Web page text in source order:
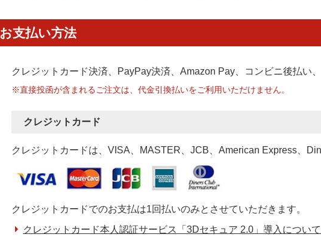
お支払い方法
クレジットカード決済、PayPay決済 、Amazon Pay、コンビニ後払い
※直接投函が含まれるご注文は、代金引換払いをご利用いただけません。
クレジットカード
クレジットカードは、VISA、MASTER、JCB、American Express、
クレジットカードでのお支払は1回払いのみとさせていただきます。
クレジットカード本人認証サービス「3Dセキュア 2.0」導入について